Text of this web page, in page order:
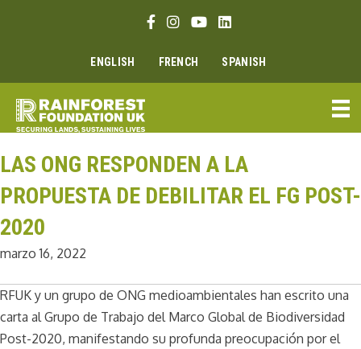
Enlace Facebook
Enlace Instagram
Enlace Youtube
Linkedin link
ENGLISH FRENCH SPANISH
LAS ONG RESPONDEN A LA
PROPUESTA DE DEBILITAR EL FG POST-
2020
marzo 16, 2022
RFUK y un grupo de ONG medioambientales han escrito una
carta al Grupo de Trabajo del Marco Global de Biodiversidad
Post-2020, manifestando su profunda preocupación por el